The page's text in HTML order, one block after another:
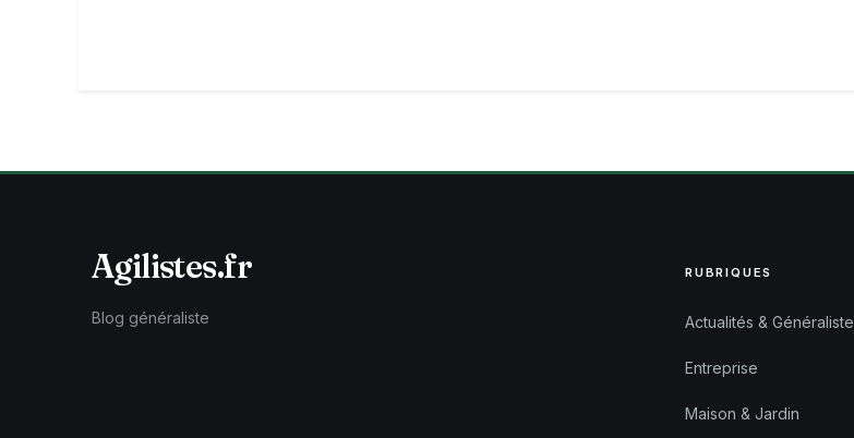
Agilistes.fr
Blog généraliste
RUBRIQUES
Actualités & Généraliste
Entreprise
Maison & Jardin